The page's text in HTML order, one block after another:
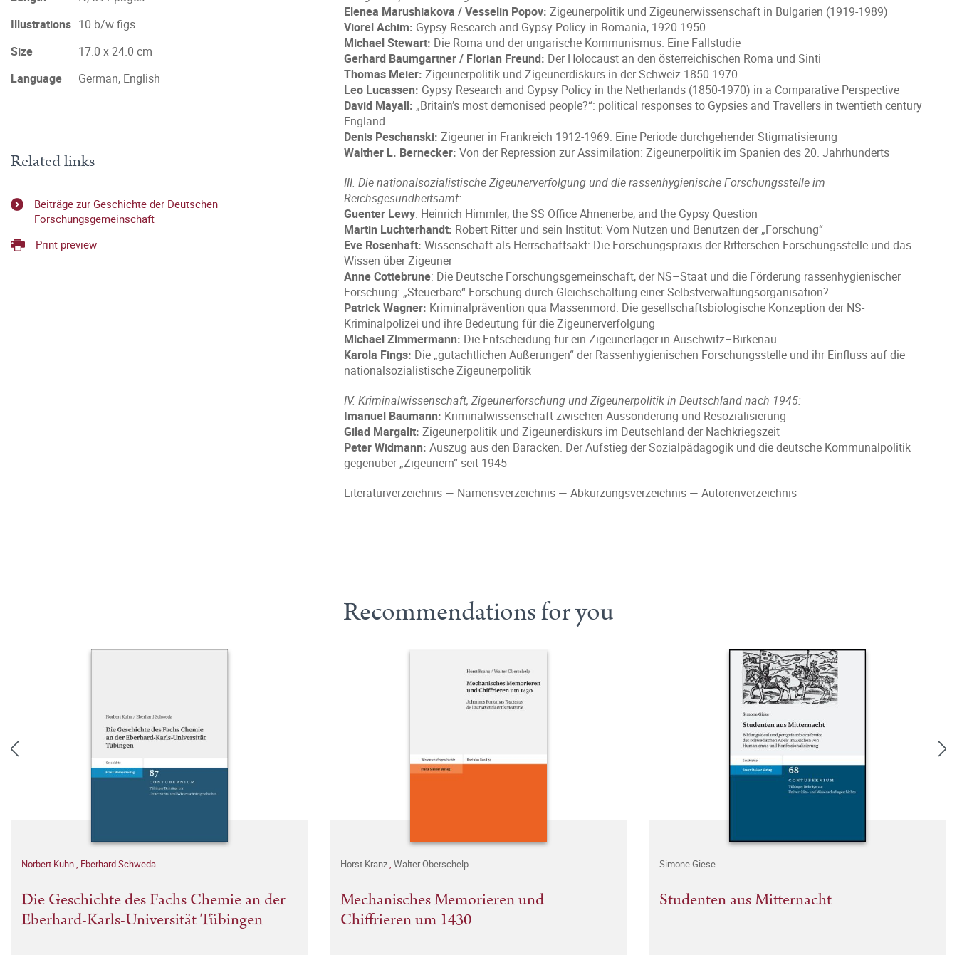
Elenea Marushiakova / Vesselin Popov: Zigeunerpolitik und Zigeunerwissenschaft in Bulgarien (1919-1989)
Viorel Achim: Gypsy Research and Gypsy Policy in Romania, 1920-1950
Michael Stewart: Die Roma und der ungarische Kommunismus. Eine Fallstudie
Gerhard Baumgartner / Florian Freund: Der Holocaust an den österreichischen Roma und Sinti
Thomas Meier: Zigeunerpolitik und Zigeunerdiskurs in der Schweiz 1850-1970
Leo Lucassen: Gypsy Research and Gypsy Policy in the Netherlands (1850-1970) in a Comparative Perspective
David Mayall: „Britain’s most demonised people?“: political responses to Gypsies and Travellers in twentieth century
England
Denis Peschanski: Zigeuner in Frankreich 1912-1969: Eine Periode durchgehender Stigmatisierung
Walther L. Bernecker: Von der Repression zur Assimilation: Zigeunerpolitik im Spanien des 20. Jahrhunderts
III. Die nationalsozialistische Zigeunerverfolgung und die rassenhygienische Forschungsstelle im
Reichsgesundheitsamt:
Guenter Lewy: Heinrich Himmler, the SS Office Ahnenerbe, and the Gypsy Question
Martin Luchterhandt: Robert Ritter und sein Institut: Vom Nutzen und Benutzen der „Forschung“
Eve Rosenhaft: Wissenschaft als Herrschaftsakt: Die Forschungspraxis der Ritterschen Forschungsstelle und das
Wissen über Zigeuner
Anne Cottebrune: Die Deutsche Forschungsgemeinschaft, der NS–Staat und die Förderung rassenhygienischer
Forschung: „Steuerbare“ Forschung durch Gleichschaltung einer Selbstverwaltungsorganisation?
Patrick Wagner: Kriminalprävention qua Massenmord. Die gesellschaftsbiologische Konzeption der NS-
Kriminalpolizei und ihre Bedeutung für die Zigeunerverfolgung
Michael Zimmermann: Die Entscheidung für ein Zigeunerlager in Auschwitz–Birkenau
Karola Fings: Die „gutachtlichen Äußerungen“ der Rassenhygienischen Forschungsstelle und ihr Einfluss auf die
nationalsozialistische Zigeunerpolitik
IV. Kriminalwissenschaft, Zigeunerforschung und Zigeunerpolitik in Deutschland nach 1945:
Imanuel Baumann: Kriminalwissenschaft zwischen Aussonderung und Resozialisierung
Gilad Margalit: Zigeunerpolitik und Zigeunerdiskurs im Deutschland der Nachkriegszeit
Peter Widmann: Auszug aus den Baracken. Der Aufstieg der Sozialpädagogik und die deutsche Kommunalpolitik
gegenüber „Zigeunern“ seit 1945
Literaturverzeichnis — Namensverzeichnis — Abkürzungsverzeichnis — Autorenverzeichnis
Illustrations 10 b/w figs.
Size
17.0 x 24.0 cm
Language
German, English
Related links
Beiträge zur Geschichte der Deutschen
Forschungsgemeinschaft
Print preview
Recommendations for you
Norbert Kuhn, Eberhard Schweda
Die Geschichte des Fachs Chemie an der
Eberhard-Karls-Universität Tübingen
Horst Kranz, Walter Oberschelp
Mechanisches Memorieren und
Chiffrieren um 1430
Simone Giese
Studenten aus Mitternacht